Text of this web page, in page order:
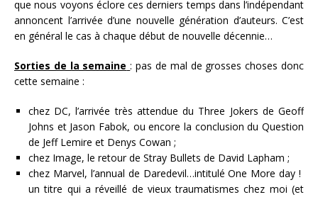
que nous voyons éclore ces derniers temps dans l’indépendant
annoncent l’arrivée d’une nouvelle génération d’auteurs. C’est
en général le cas à chaque début de nouvelle décennie…
Sorties de la semaine : pas de mal de grosses choses donc
cette semaine :
chez DC, l’arrivée très attendue du Three Jokers de Geoff
Johns et Jason Fabok, ou encore la conclusion du Question
de Jeff Lemire et Denys Cowan ;
chez Image, le retour de Stray Bullets de David Lapham ;
chez Marvel, l’annual de Daredevil…intitulé One More day !
un titre qui a réveillé de vieux traumatismes chez moi (et